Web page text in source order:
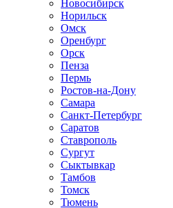
Новосибирск
Норильск
Омск
Оренбург
Орск
Пенза
Пермь
Ростов-на-Дону
Самара
Санкт-Петербург
Саратов
Ставрополь
Сургут
Сыктывкар
Тамбов
Томск
Тюмень